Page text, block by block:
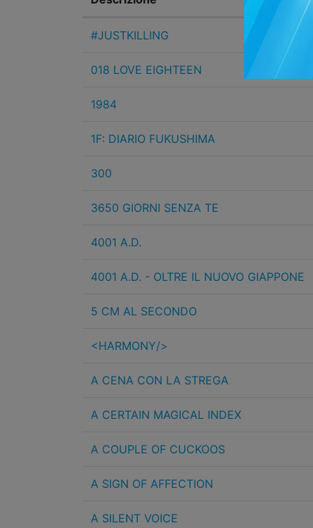
#JUSTKILLING
018 LOVE EIGHTEEN
1984
1F: DIARIO FUKUSHIMA
300
3650 GIORNI SENZA TE
4001 A.D.
4001 A.D. - OLTRE IL NUOVO GIAPPONE
5 CM AL SECONDO
<HARMONY/>
A CENA CON LA STREGA
A CERTAIN MAGICAL INDEX
A COUPLE OF CUCKOOS
A SIGN OF AFFECTION
A SILENT VOICE